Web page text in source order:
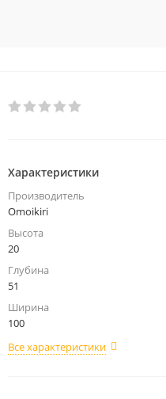
Характеристики
Производитель
Omoikiri
Высота
20
Глубина
51
Ширина
100
Все характеристики